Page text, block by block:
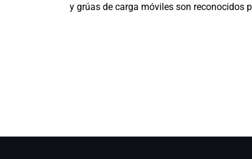
y grúas de carga móviles son reconocidos